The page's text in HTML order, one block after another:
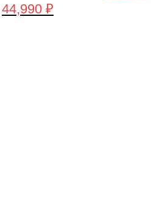
Первоначальная
44,990 ₽